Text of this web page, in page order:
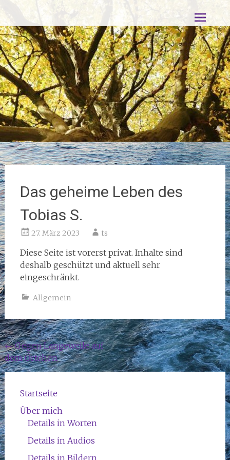
springen
Das geheime Leben des
Tobias S.
27. März 2023 ts
Diese Seite ist vorerst privat. Inhalte sind
deshalb geschützt und aktuell sehr
eingeschränkt.
Allgemein
Beitragsnavigation
←Gegen Langeweile auf
dem Örtchen
Startseite
Über mich
Details in Worten
Details in Audios
Details in Bildern